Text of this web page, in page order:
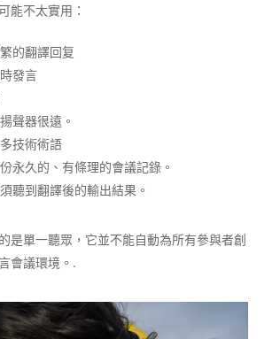
能不太實用：
的翻譯回复
發言
聲器很遠。
技術術語
永久的、有條理的會議記錄。
聽到翻譯後的輸出結果。
是單一聽眾，它並不能自動為所有參與者創
會議環境。.